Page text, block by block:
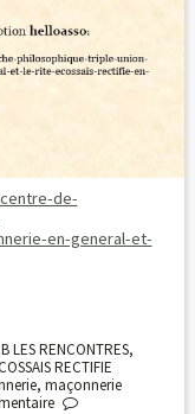
de-
en-general-et-
LES RENCONTRES,
RECTIFIE
, maçonnerie